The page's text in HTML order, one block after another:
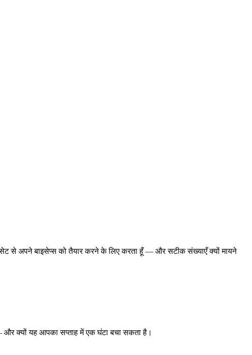
से अपने बाइसेप्स को तैयार करने के लिए करता हूँ — और सटीक संख्याएँ क्यों मायने
और क्यों यह आपका सप्ताह में एक घंटा बचा सकता है।